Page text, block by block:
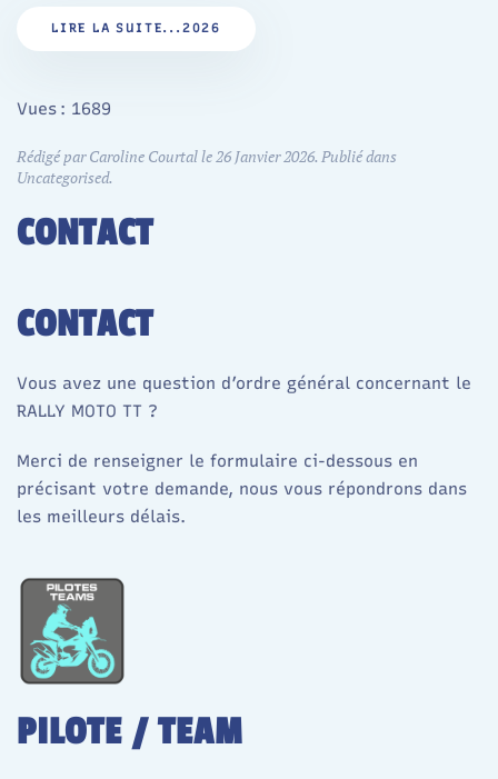
LIRE LA SUITE...2026
Vues : 1689
Rédigé par Caroline Courtal le26 Janvier 2026. Publié dans
Uncategorised.
CONTACT
CONTACT
Vous avez une question d’ordre général concernant le
RALLY MOTO TT ?
Merci de renseigner le formulaire ci-dessous en
précisant votre demande, nous vous répondrons dans
les meilleurs délais.
PILOTE / TEAM